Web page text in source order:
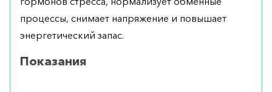
процессы, снимает напряжение и повышает
энергетический запас.
Показания